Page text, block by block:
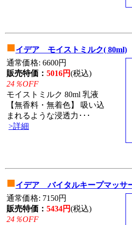
■イデア モイストミルク( 80ml)
通常価格: 6600円
販売特価： 5016円(税込)
24％OFF
モイストミルク 80ml 乳液
【無香料・無着色】 吸い込
まれるような浸透力･･･
>詳細
■イデア バイタルキープマッサ
通常価格: 7150円
販売特価： 5434円(税込)
24％OFF